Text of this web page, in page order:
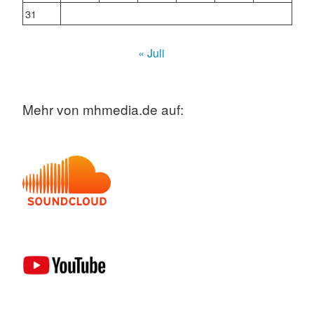
31
« Juli
Mehr von mhmedia.de auf: